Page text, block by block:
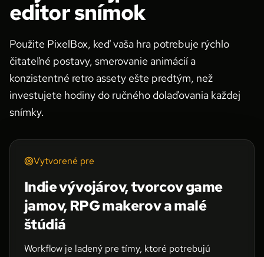
editor snímok
Použite PixelBox, keď vaša hra potrebuje rýchlo
čitateľné postavy, smerovanie animácií a
konzistentné retro assety ešte predtým, než
investujete hodiny do ručného dolaďovania každej
snímky.
Vytvorené pre
Indie vývojárov, tvorcov game
jamov, RPG makerov a malé
štúdiá
Workflow je ladený pre tímy, ktoré potrebujú